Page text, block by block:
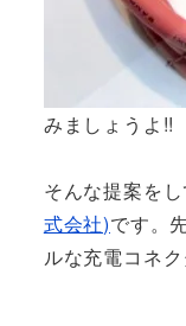
みましょうよ!!
そんな提案を
式会社)です。
ルな充電コネ